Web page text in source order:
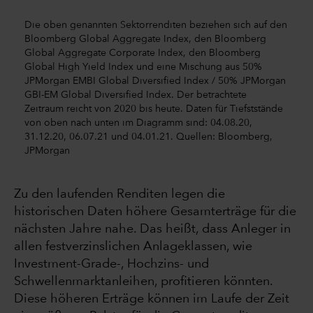
Die oben genannten Sektorrenditen beziehen sich auf den
Bloomberg Global Aggregate Index, den Bloomberg
Global Aggregate Corporate Index, den Bloomberg
Global High Yield Index und eine Mischung aus 50%
JPMorgan EMBI Global Diversified Index / 50% JPMorgan
GBI-EM Global Diversified Index. Der betrachtete
Zeitraum reicht von 2020 bis heute. Daten für Tiefststände
von oben nach unten im Diagramm sind: 04.08.20,
31.12.20, 06.07.21 und 04.01.21. Quellen: Bloomberg,
JPMorgan
Zu den laufenden Renditen legen die
historischen Daten höhere Gesamterträge für die
nächsten Jahre nahe. Das heißt, dass Anleger in
allen festverzinslichen Anlageklassen, wie
Investment-Grade-, Hochzins- und
Schwellenmarktanleihen, profitieren könnten.
Diese höheren Erträge können im Laufe der Zeit